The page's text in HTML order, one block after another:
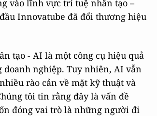
vào lĩnh vực trí tuệ nhân tạo –
Innovatube đã đổi thương hiệu
tạo - AI là một công cụ hiệu quả
doanh nghiệp. Tuy nhiên, AI vẫn
rào cản về mặt kỹ thuật và
tôi tin rằng đây là vấn đề
đóng vai trò là những người đi